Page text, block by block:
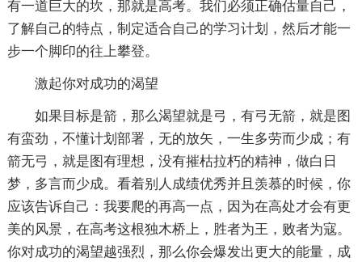
有一道巨大的坎，那就是高考。我们必须正确估量自己，
了解自己的特点，制定适合自己的学习计划，然后才能一
步一个脚印的往上攀登。
激起你对成功的渴望
如果目标是箭，那么渴望就是弓，有弓无箭，就是图
有蛮劲，不懂计划部署，无的放矢，一生多劳而少成；有
箭无弓，就是图有理想，没有摧枯拉朽的精神，做白日
梦，多言而少成。看着别人成绩优秀并且羡慕的时候，你
应该告诉自己：我要爬的再高一点，因为在高处才会有更
美的风景，在高考这根独木桥上，胜者为王，败者为寇。
你对成功的渴望越强烈，那么你会爆发出更大的能量，成